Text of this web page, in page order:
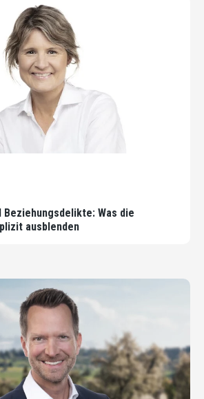
Beziehungsdelikte: Was die
ausblenden